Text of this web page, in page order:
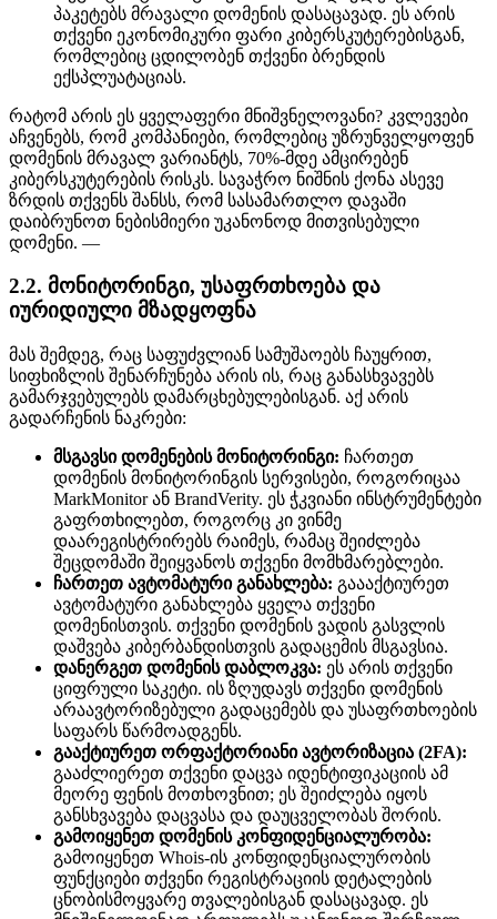
პაკეტებს მრავალი დომენის დასაცავად. ეს არის
თქვენი ეკონომიკური ფარი კიბერსკუტერებისგან,
რომლებიც ცდილობენ თქვენი ბრენდის
ექსპლუატაციას.
რატომ არის ეს ყველაფერი მნიშვნელოვანი? კვლევები
აჩვენებს, რომ კომპანიები, რომლებიც უზრუნველყოფენ
დომენის მრავალ ვარიანტს, 70%-მდე ამცირებენ
კიბერსკუტერების რისკს. სავაჭრო ნიშნის ქონა ასევე
ზრდის თქვენს შანსს, რომ სასამართლო დავაში
დაიბრუნოთ ნებისმიერი უკანონოდ მითვისებული
დომენი. —
2.2. მონიტორინგი, უსაფრთხოება და
იურიდიული მზადყოფნა
მას შემდეგ, რაც საფუძვლიან სამუშაოებს ჩაუყრით,
სიფხიზლის შენარჩუნება არის ის, რაც განასხვავებს
გამარჯვებულებს დამარცხებულებისგან. აქ არის
გადარჩენის ნაკრები:
მსგავსი დომენების მონიტორინგი: ჩართეთ
დომენის მონიტორინგის სერვისები, როგორიცაა
MarkMonitor ან BrandVerity. ეს ჭკვიანი ინსტრუმენტები
გაფრთხილებთ, როგორც კი ვინმე
დაარეგისტრირებს რაიმეს, რამაც შეიძლება
შეცდომაში შეიყვანოს თქვენი მომხმარებლები.
ჩართეთ ავტომატური განახლება: გაააქტიურეთ
ავტომატური განახლება ყველა თქვენი
დომენისთვის. თქვენი დომენის ვადის გასვლის
დაშვება კიბერბანდისთვის გადაცემის მსგავსია.
დანერგეთ დომენის დაბლოკვა: ეს არის თქვენი
ციფრული საკეტი. ის ზღუდავს თქვენი დომენის
არაავტორიზებული გადაცემებს და უსაფრთხოების
საფარს წარმოადგენს.
გააქტიურეთ ორფაქტორიანი ავტორიზაცია (2FA):
გააძლიერეთ თქვენი დაცვა იდენტიფიკაციის ამ
მეორე ფენის მოთხოვნით; ეს შეიძლება იყოს
განსხვავება დაცვასა და დაუცველობას შორის.
გამოიყენეთ დომენის კონფიდენციალურობა:
გამოიყენეთ Whois-ის კონფიდენციალურობის
ფუნქციები თქვენი რეგისტრაციის დეტალების
ცნობისმოყვარე თვალებისგან დასაცავად. ეს